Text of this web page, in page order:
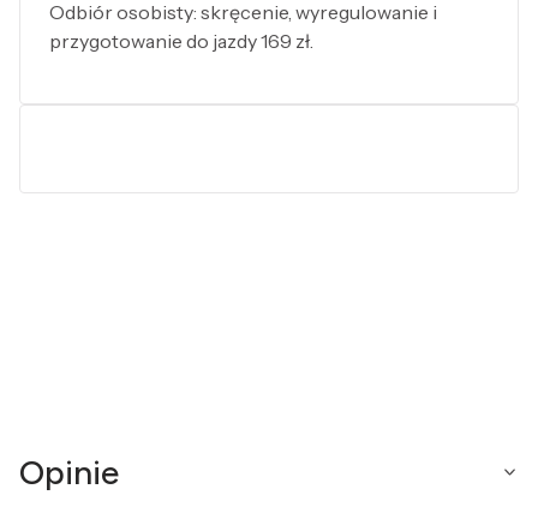
Odbiór osobisty: skręcenie, wyregulowanie i
przygotowanie do jazdy 169 zł.
Opinie